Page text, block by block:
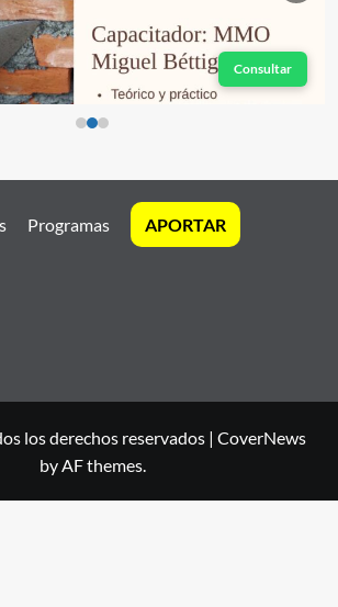
Consultar
Programas APORTAR
los derechos reservados | CoverNews
by AF themes.